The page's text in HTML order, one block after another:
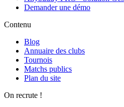
Demander une démo
Contenu
Blog
Annuaire des clubs
Tournois
Matchs publics
Plan du site
On recrute !